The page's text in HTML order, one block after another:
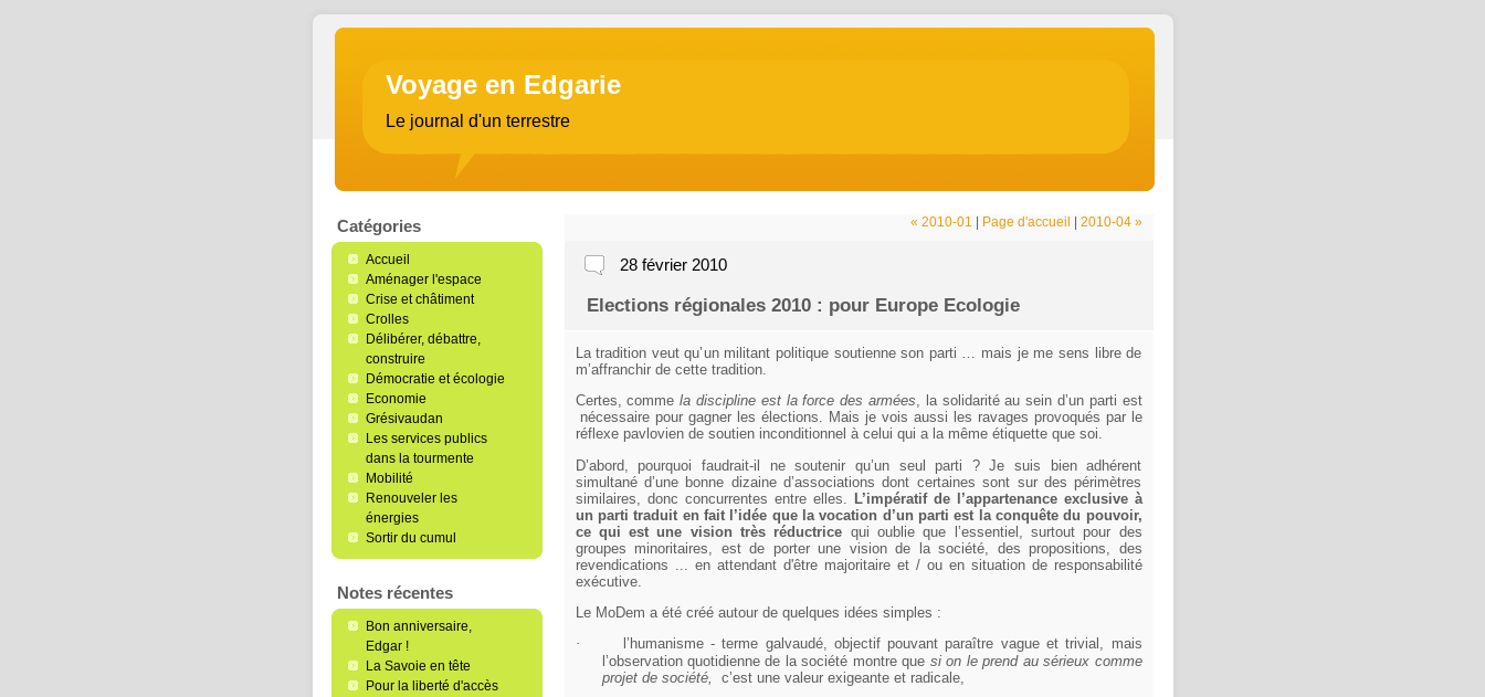
Voyage en Edgarie
Le journal d'un terrestre
Catégories
Accueil
Aménager l'espace
Crise et châtiment
Crolles
Délibérer, débattre,
construire
Démocratie et écologie
Economie
Grésivaudan
Les services publics
dans la tourmente
Mobilité
Renouveler les
énergies
Sortir du cumul
Notes récentes
Bon anniversaire,
Edgar !
La Savoie en tête
Pour la liberté d'accès
« 2010-01 Page d'accueil 2010-04 »
28 février 2010
Elections régionales 2010 : pour Europe Ecologie
La tradition veut qu’un militant politique soutienne son parti … mais je me sens libre de
m’affranchir de cette tradition.
Certes, commela discipline est la force des armées, la solidarité au sein d’un parti est
nécessaire pour gagner les élections. Mais je vois aussi les ravages provoqués par le
réflexe pavlovien de soutien inconditionnel à celui qui a la même étiquette que soi.
D’abord, pourquoi faudrait-il ne soutenir qu’un seul parti ? Je suis bien adhérent
simultané d’une bonne dizaine d’associations dont certaines sont sur des périmètres
similaires, donc concurrentes entre elles. L’impératif de l’appartenance exclusive à
un parti traduit en fait l’idée que la vocation d’un parti est la conquête du pouvoir,
ce qui est une vision très réductrice qui oublie que l’essentiel, surtout pour des
groupes minoritaires, est de porter une vision de la société, des propositions, des
revendications ... en attendant d'être majoritaire et / ou en situation de responsabilité
exécutive.
Le MoDem a été créé autour de quelques idées simples :
·
l’humanisme - terme galvaudé, objectif pouvant paraître vague et trivial, mais
l’observation quotidienne de la société montre que si on le prend au sérieux comme
projet de société,
c’est une valeur exigeante et radicale,